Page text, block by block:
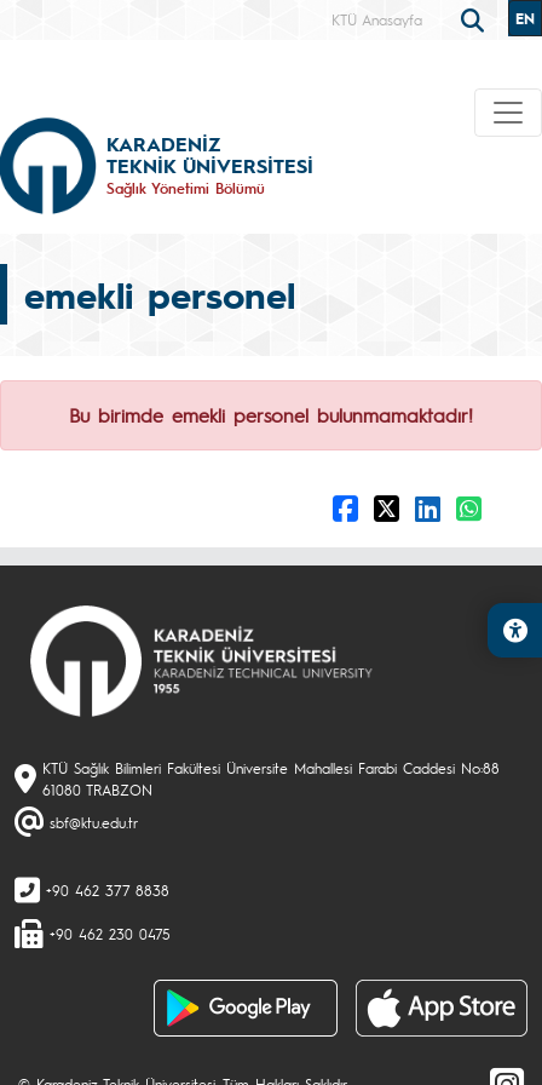
KTÜ Anasayfa EN
KARADENİZ
TEKNİK ÜNİVERSİTESİ
Sağlık Yönetimi Bölümü
emekli personel
Bu birimde emekli personel bulunmamaktadır!
KTÜ Sağlık Bilimleri Fakültesi Üniversite Mahallesi Farabi Caddesi No:88
61080 TRABZON
sbf@ktu.edu.tr
+90 462 377 8838
+90 462 230 0475